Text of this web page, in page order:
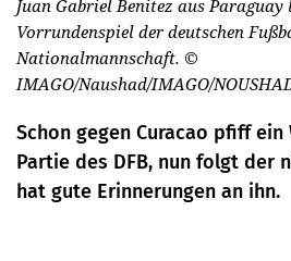
Juan Gabriel Benitez aus
Vorrundenspiel der deutschen
Nationalmannschaft. ©
IMAGO/Naushad/IMAGO/
Schon gegen Curacao pfiff
Partie des DFB, nun folgt der
hat gute Erinnerungen an ihn.